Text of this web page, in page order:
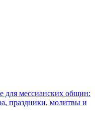
для мессианских общин:
праздники, молитвы и